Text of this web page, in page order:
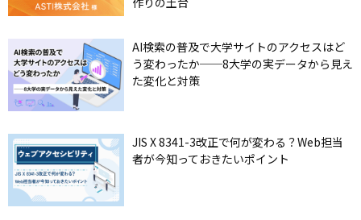
AI検索の普及で大学サイトのアクセスはど
う変わったか──8大学の実データから見え
た変化と対策
JIS X 8341-3改正で何が変わる？Web担当
者が今知っておきたいポイント